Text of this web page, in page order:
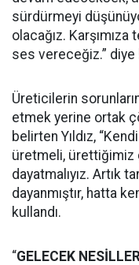
sürdürmeyi
olacağız.
ses vereceğiz.” diye
Üreticilerin
etmek yerine ortak
belirten Yıldız,
üretmeli, ürettiğimiz
dayatmalıyız. Artık
dayanmıştır, hatta
kullandı.
“GELECEK